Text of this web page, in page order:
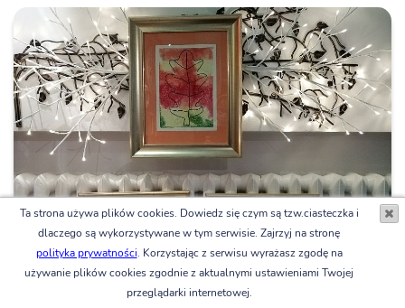
Ta strona używa plików cookies. Dowiedz się czym są tzw.ciasteczka i
dlaczego są wykorzystywane w tym serwisie. Zajrzyj na stronę
polityka prywatności. Korzystając z serwisu wyrażasz zgodę na
używanie plików cookies zgodnie z aktualnymi ustawieniami Twojej
przeglądarki internetowej.